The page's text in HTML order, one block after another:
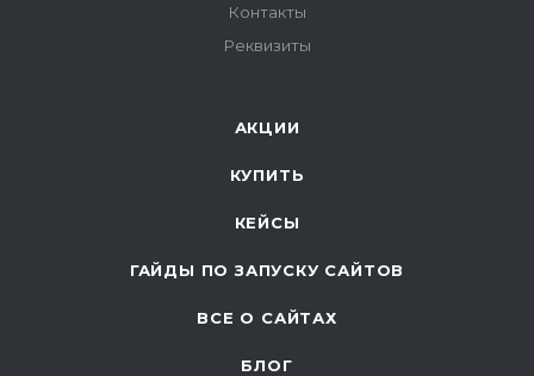
Контакты
Реквизиты
АКЦИИ
КУПИТЬ
КЕЙСЫ
ГАЙДЫ ПО ЗАПУСКУ САЙТОВ
ВСЕ О САЙТАХ
БЛОГ